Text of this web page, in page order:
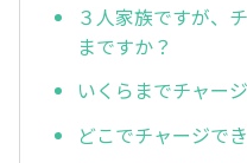
３人家族ですが、
まですか？
いくらまでチャー
どこでチャージで